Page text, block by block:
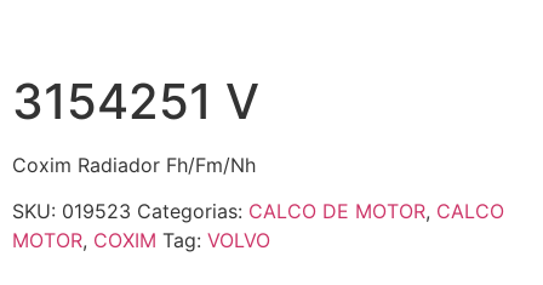
3154251 V
Coxim Radiador Fh/Fm/Nh
SKU: 019523 Categorias: CALCO DE MOTOR, CALCO
MOTOR, COXIM Tag: VOLVO